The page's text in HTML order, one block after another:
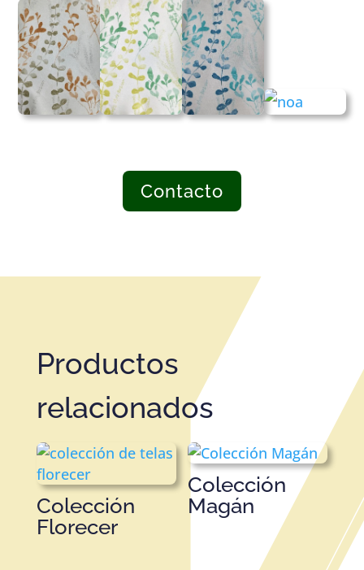
Contacto
Productos
relacionados
Colección
Florecer
Colección
Magán